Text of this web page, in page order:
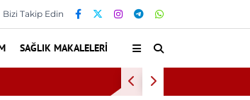
Bizi Takip Edin
SAĞLIK MAKALELERI